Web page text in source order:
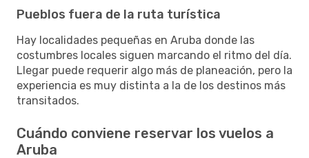
Pueblos fuera de la ruta turística
Hay localidades pequeñas en Aruba donde las
costumbres locales siguen marcando el ritmo del día.
Llegar puede requerir algo más de planeación, pero la
experiencia es muy distinta a la de los destinos más
transitados.
Cuándo conviene reservar los vuelos a
Aruba